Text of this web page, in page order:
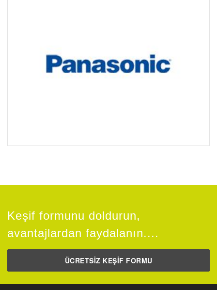
Keşif formunu doldurun,
avantajlardan faydalanın....
ÜCRETSİZ KEŞİF FORMU